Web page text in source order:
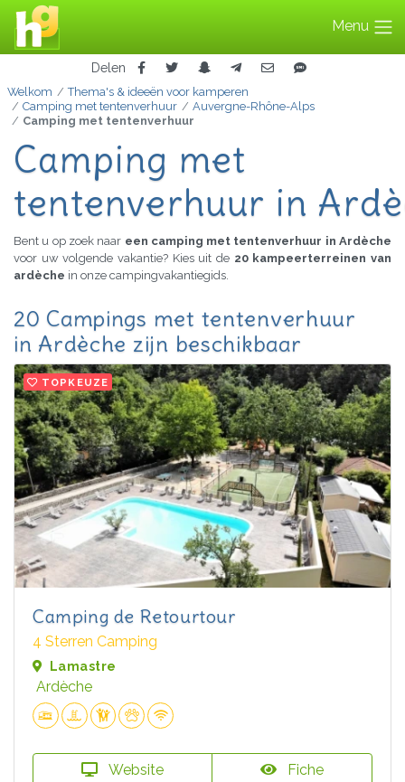
Menu
Delen
Welkom
Thema's & ideeën voor kamperen
Camping met tentenverhuur
Auvergne-Rhône-Alps
Camping met tentenverhuur
Camping met
tentenverhuur in
Bent u op zoek naar een camping met tentenverhuur in Ardèche
voor uw volgende vakantie? Kies uit de 20 kampeerterreinen van
ardèche in onze campingvakantiegids.
20 Campings met tentenverhuur
in Ardèche zijn beschikbaar
TOPKEUZE
Camping de Retourtour
4 Sterren Camping
Lamastre
Ardèche
Website Fiche